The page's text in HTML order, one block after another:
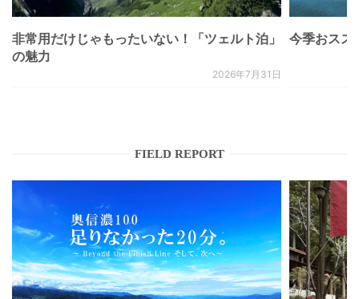
非常用だけじゃもったいない！「ツェルト泊」
の魅力
2026年7月31日
今季おスス
FIELD REPORT